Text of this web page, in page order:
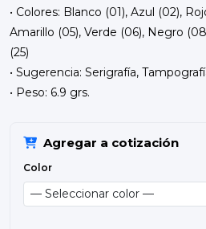
• Colores: Blanco (01), Azul (02),
Amarillo (05), Verde (06), Negro
(25)
• Sugerencia: Serigrafía,
• Peso: 6.9 grs.
Agregar a cotización
Color